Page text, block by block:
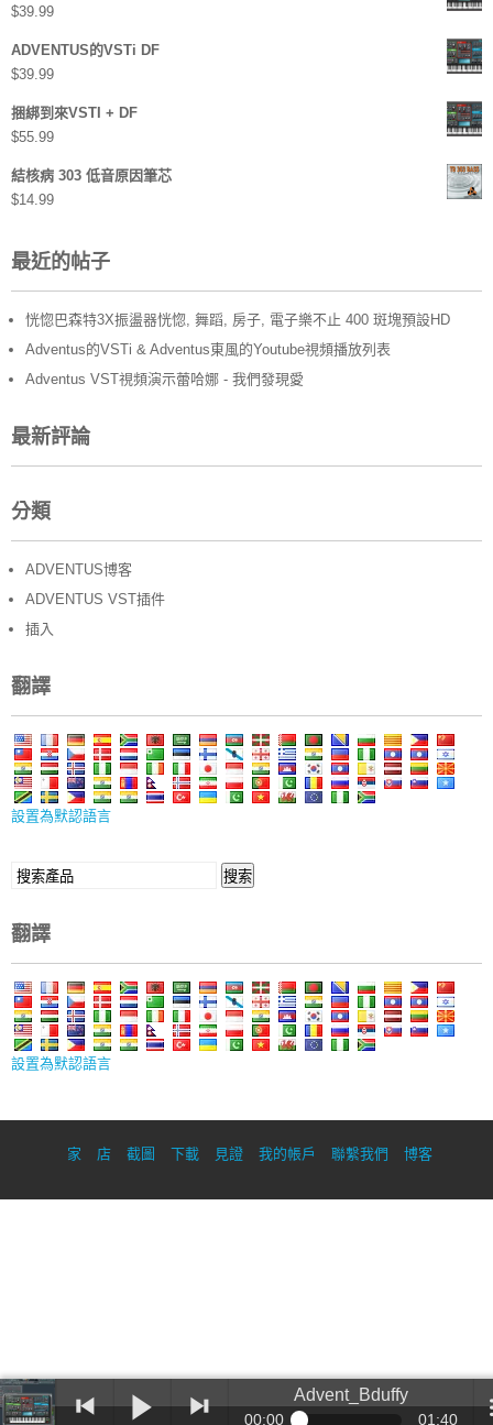
$39.99
ADVENTUS的VSTi DF
$39.99
捆綁到來VSTI + DF
$55.99
結核病 303 低音原因筆芯
$14.99
最近的帖子
恍惚巴森特3X振盪器恍惚, 舞蹈, 房子, 電子樂不止 400 斑塊預設HD
Adventus的VSTi & Adventus東風的Youtube視頻播放列表
Adventus VST視頻演示蕾哈娜 - 我們發現愛
最新評論
分類
ADVENTUS博客
ADVENTUS VST插件
插入
翻譯
設置為默認語言
搜
搜索
翻譯
設置為默認語言
家 店 截圖 下載 見證 我的帳戶 聯繫我們 博客
Advent_Bduffy
00:00 01:40